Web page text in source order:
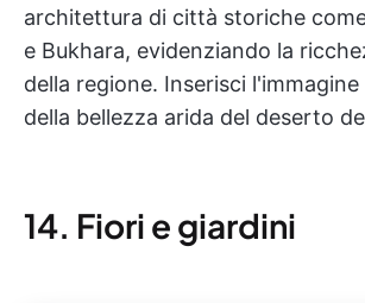
architettura di città storiche
e Bukhara, evidenziando la
della regione. Inserisci
della bellezza arida del deserto
14. Fiori e giardini